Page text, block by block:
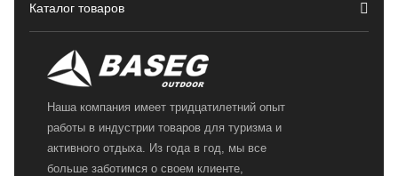
Каталог товаров
Наша компания имеет тридцатилетний опыт
работы в индустрии товаров для туризма и
активного отдыха. Из года в год, мы все
больше заботимся о своем клиенте,